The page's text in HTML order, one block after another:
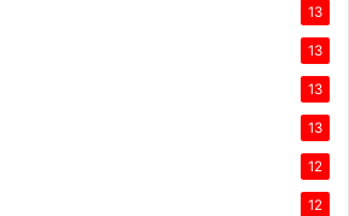
13
13
13
13
12
12